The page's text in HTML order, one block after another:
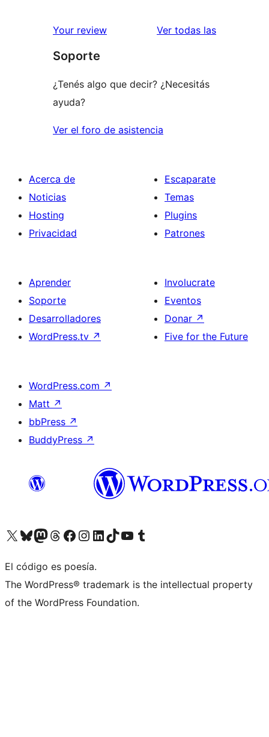
estrellas
de
estrellas
Your review Ver todas lasreseñas
Soporte
¿Tenés algo que decir? ¿Necesitás
ayuda?
Ver el foro de asistencia
Acerca de
Noticias
Hosting
Privacidad
Escaparate
Temas
Plugins
Patrones
Aprender
Soporte
Desarrolladores
WordPress.tv ↗
Involucrate
Eventos
Donar ↗
Five for the Future
WordPress.com ↗
Matt ↗
bbPress ↗
BuddyPress ↗
Visitá nuestra cuenta de X (anteriormente Twitter)
Visitá nuestra cuenta de Bluesky
Visitá nuestra cuenta de Mastodon
Visitá nuestra cuenta de Threads
Visitá nuestra página de Facebook
Visitá nuestra cuenta de Instagram
Visitá nuestra cuenta de LinkedIn
Visitá nuestra cuenta de TikTok
Visitá nuestro canal de YouTube
Visitá nuestra cuenta de Tumblr
El código es poesía.
The WordPress® trademark is the intellectual property
of the WordPress Foundation.